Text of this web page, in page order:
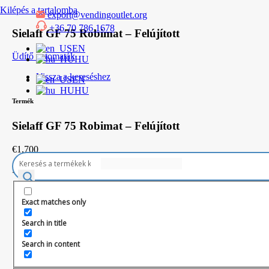
Kilépés a tartalombaexport@vendingoutlet.org
+36 70 786 1678
EN
HU
EN
HU
Exact matches only
Search in title
Search in content
Sielaff GF 75 Robimat – Felújított
Üdítő automaták
Vissza a kereséshez
Termék
Sielaff GF 75 Robimat – Felújított
€1,700
Elfogyott
Technikai adatok
Szélesség
Mélység